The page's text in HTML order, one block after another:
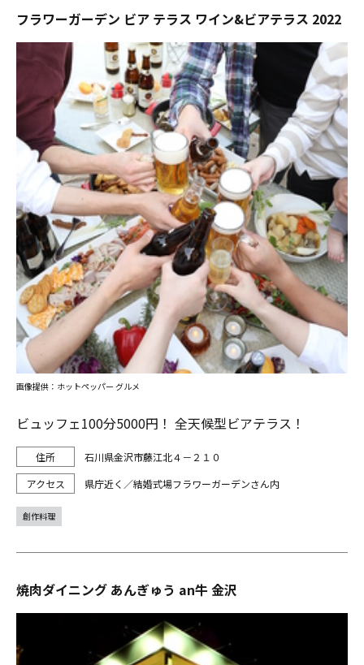
フラワーガーデン ビア テラス ワイン&ビアテラス 2022
ビュッフェ100分5000円！ 全天候型ビアテラス！
石川県金沢市藤江北４－２１０
県庁近く／結婚式場フラワーガーデンさん内
画像提供：ホットペッパー グルメ
創作料理
焼肉ダイニング あんぎゅう an牛 金沢